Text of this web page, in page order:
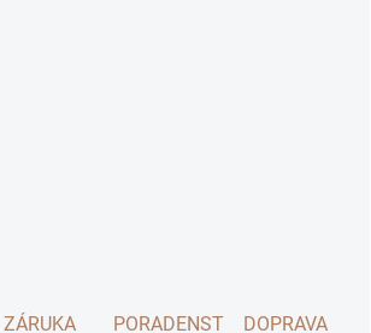
ZÁRUKA
PORADENSTVODOPRAVA